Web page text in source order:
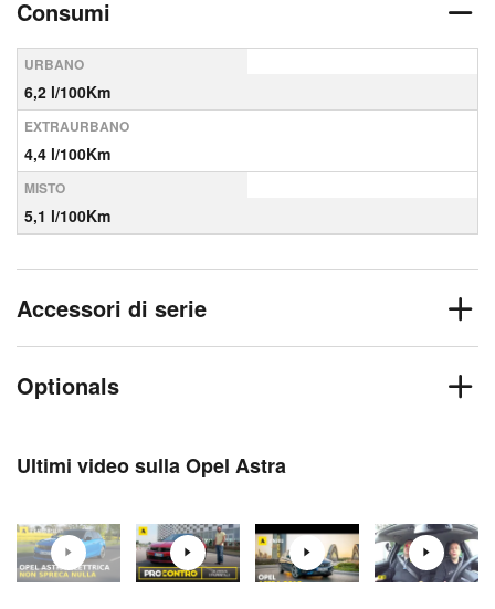
Consumi
URBANO
6,2 l/100Km
EXTRAURBANO
4,4 l/100Km
MISTO
5,1 l/100Km
Accessori di serie
Optionals
Ultimi video sulla Opel Astra